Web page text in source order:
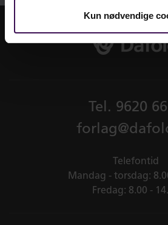
Kun nødvendige
Tel. 9620
Telefontid
Mandag - torsdag:
Fredag: 8.00 -